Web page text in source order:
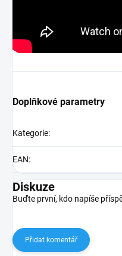
Doplňkové parametry
Kategorie:
EAN:
Diskuze
Buďte první, kdo napíše
Přidat komentář